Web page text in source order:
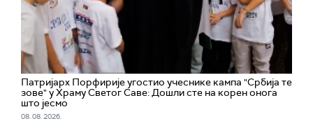
Патријарх Порфирије угостио учеснике кампа "Србија те
зове" у Храму Светог Саве: Дошли сте на корен онога
што јесмо
08. 08. 2026.